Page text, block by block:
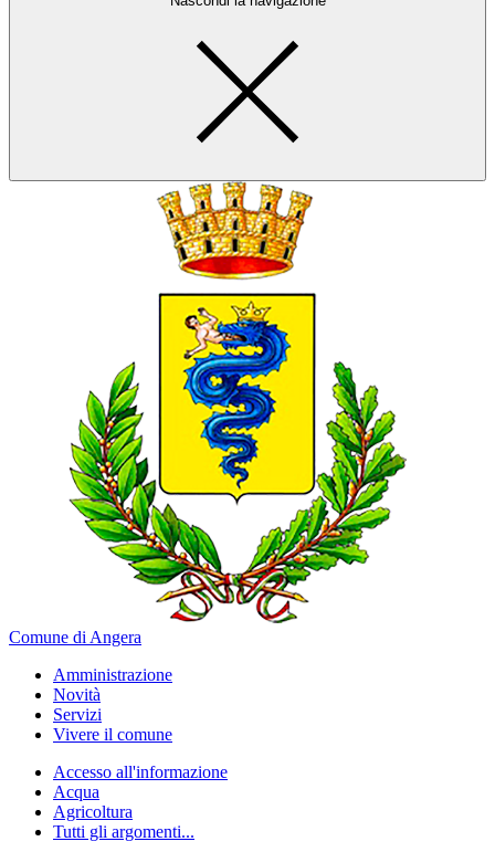
Comune di Angera
Amministrazione
Novità
Servizi
Vivere il comune
Accesso all'informazione
Acqua
Agricoltura
Tutti gli argomenti...